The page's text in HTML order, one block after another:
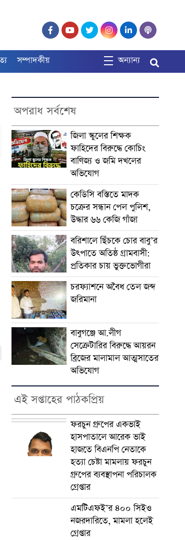
সম্পাদকীয় অন্যান্য
অপরাধ সর্বশেষ
জিলা স্কুলের শিক্ষক
ফাহিদের বিরুদ্ধে কোচিং
বাণিজ্য ও জমি দখলের
অভিযোগ
কেডিসি বস্তিতে মাদক
চক্রের সন্ধান পেল পুলিশ,
উদ্ধার ৬৬ কেজি গাঁজা
বরিশালে ছিঁচকে চোর বাবু’র
উৎপাতে অতিষ্ঠ গ্রামবাসী:
প্রতিকার চায় ভুক্তভোগীরা
চরফ্যাশনে অবৈধ তেল জব্দ
জরিমানা
বাবুগঞ্জে আ.লীগ
সেক্রেটারির বিরুদ্ধে আয়রন
ব্রিজের মালামাল আত্মসাতের
অভিযোগ
এই সপ্তাহের পাঠকপ্রিয়
ফরচুন গ্রুপের একভাই
হাসপাতালে আরেক ভাই
হাজতে বিএনপি নেতাকে
হত্যা চেষ্টা মামলায় ফরচুন
গ্রুপের ব্যবস্থাপনা পরিচালক
গ্রেপ্তার
এমটিএফই’র ৪০০ সিইও
নজরদারিতে, মামলা হলেই
গ্রেপ্তার